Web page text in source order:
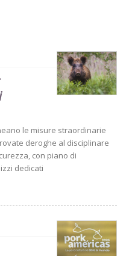
le misure straordinarie
deroghe al disciplinare
con piano di
dedicati